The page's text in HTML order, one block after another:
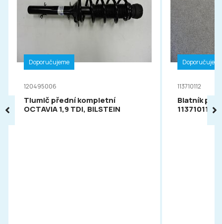
Doporučujeme
120495006
Tlumič přední kompletní
OCTAVIA 1,9 TDI, BILSTEIN
113710112
Blatník
113710112